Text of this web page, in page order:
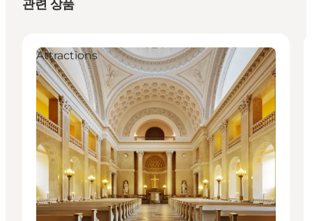
관련 상품
Attractions